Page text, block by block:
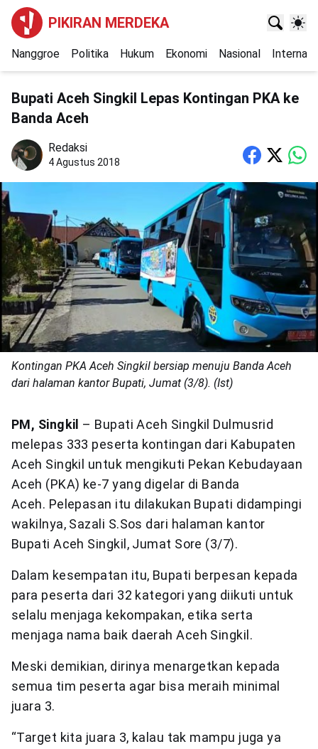
PIKIRAN MERDEKA
Nanggroe Politika Hukum Ekonomi Nasional
Bupati Aceh Singkil Lepas Kontingan PKA ke
Banda Aceh
Redaksi
4 Agustus 2018
Kontingan PKA Aceh Singkil bersiap menuju Banda Aceh
dari halaman kantor Bupati, Jumat (3/8). (Ist)
PM, Singkil – Bupati Aceh Singkil Dulmusrid
melepas 333 peserta kontingan dari Kabupaten
Aceh Singkil untuk mengikuti Pekan Kebudayaan
Aceh (PKA) ke-7 yang digelar di Banda
Aceh. Pelepasan itu dilakukan Bupati didampingi
wakilnya, Sazali S.Sos dari halaman kantor
Bupati Aceh Singkil, Jumat Sore (3/7).
Dalam kesempatan itu, Bupati berpesan kepada
para peserta dari 32 kategori yang diikuti untuk
selalu menjaga kekompakan, etika serta
menjaga nama baik daerah Aceh Singkil.
Meski demikian, dirinya menargetkan kepada
semua tim peserta agar bisa meraih minimal
juara 3.
“Target kita juara 3, kalau tak mampu juga ya